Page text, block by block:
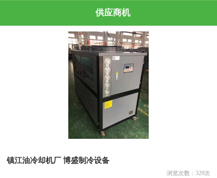
供应商机
镇江油冷却机厂 博盛制冷设备
浏览次数： 329次